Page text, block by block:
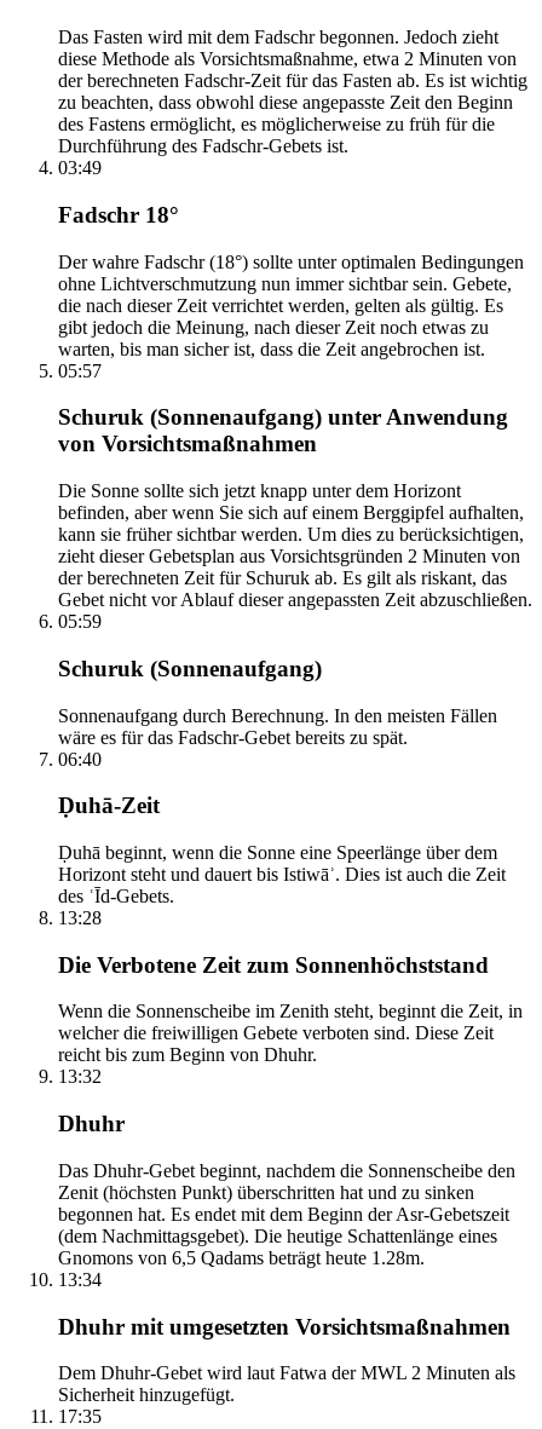
Das Fasten wird mit dem Fadschr begonnen. Jedoch zieht
diese Methode als Vorsichtsmaßnahme, etwa 2 Minuten von
der berechneten Fadschr-Zeit für das Fasten ab. Es ist wichtig
zu beachten, dass obwohl diese angepasste Zeit den Beginn
des Fastens ermöglicht, es möglicherweise zu früh für die
Durchführung des Fadschr-Gebets ist.
03:49
Fadschr 18°
Der wahre Fadschr (18°) sollte unter optimalen Bedingungen
ohne Lichtverschmutzung nun immer sichtbar sein. Gebete,
die nach dieser Zeit verrichtet werden, gelten als gültig. Es
gibt jedoch die Meinung, nach dieser Zeit noch etwas zu
warten, bis man sicher ist, dass die Zeit angebrochen ist.
05:57
Schuruk (Sonnenaufgang) unter Anwendung
von Vorsichtsmaßnahmen
Die Sonne sollte sich jetzt knapp unter dem Horizont
befinden, aber wenn Sie sich auf einem Berggipfel aufhalten,
kann sie früher sichtbar werden. Um dies zu berücksichtigen,
zieht dieser Gebetsplan aus Vorsichtsgründen 2 Minuten von
der berechneten Zeit für Schuruk ab. Es gilt als riskant, das
Gebet nicht vor Ablauf dieser angepassten Zeit abzuschließen.
05:59
Schuruk (Sonnenaufgang)
Sonnenaufgang durch Berechnung. In den meisten Fällen
wäre es für das Fadschr-Gebet bereits zu spät.
06:40
Ḍuhā-Zeit
Ḍuhā beginnt, wenn die Sonne eine Speerlänge über dem
Horizont steht und dauert bis Istiwāʾ. Dies ist auch die Zeit
des ʿĪd-Gebets.
13:28
Die Verbotene Zeit zum Sonnenhöchststand
Wenn die Sonnenscheibe im Zenith steht, beginnt die Zeit, in
welcher die freiwilligen Gebete verboten sind. Diese Zeit
reicht bis zum Beginn von Dhuhr.
13:32
Dhuhr
Das Dhuhr-Gebet beginnt, nachdem die Sonnenscheibe den
Zenit (höchsten Punkt) überschritten hat und zu sinken
begonnen hat. Es endet mit dem Beginn der Asr-Gebetszeit
(dem Nachmittagsgebet). Die heutige Schattenlänge eines
Gnomons von 6,5 Qadams beträgt heute 1.28m.
13:34
Dhuhr mit umgesetzten Vorsichtsmaßnahmen
Dem Dhuhr-Gebet wird laut Fatwa der MWL 2 Minuten als
Sicherheit hinzugefügt.
17:35